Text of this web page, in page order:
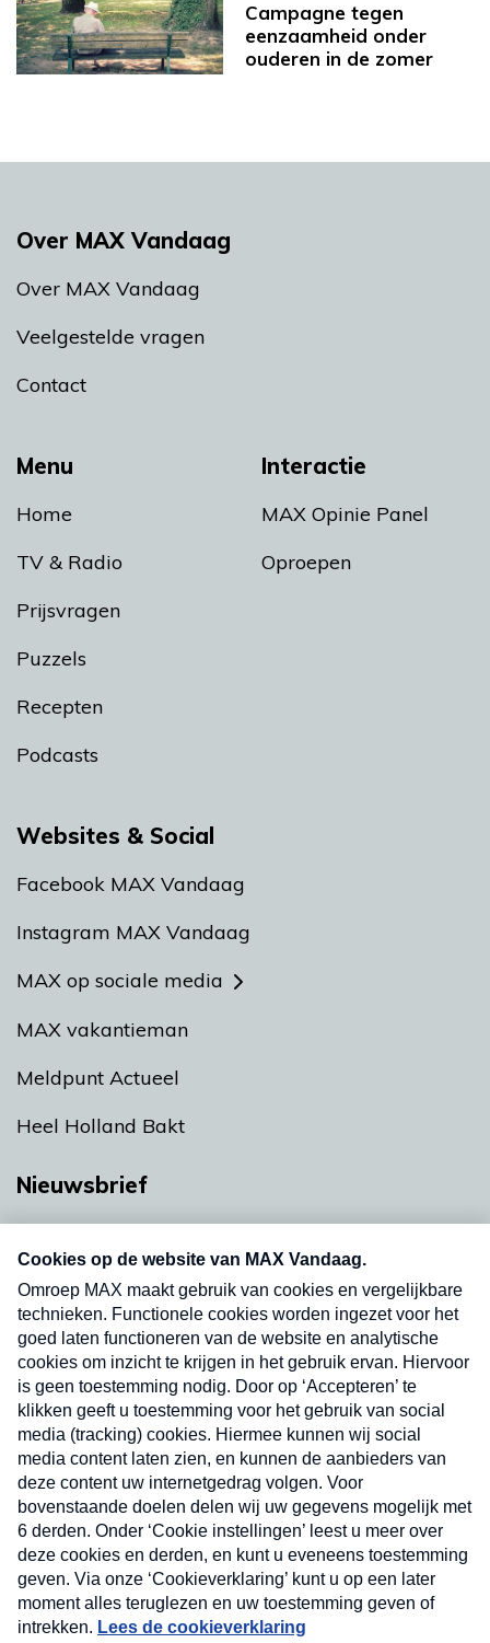
Campagne tegen
eenzaamheid onder
ouderen in de zomer
Menu
Home
TV & Radio
Prijsvragen
Puzzels
Recepten
Podcasts
Interactie
MAX Opinie Panel
Oproepen
Over MAX Vandaag
Over MAX Vandaag
Veelgestelde vragen
Contact
Websites & Social
Facebook MAX Vandaag
Instagram MAX Vandaag
MAX op sociale media
MAX vakantieman
Meldpunt Actueel
Heel Holland Bakt
Nieuwsbrief
nieuwsbrief. Elke vrijdag- en dinsdagochtend in
uw mailbox.
Verzend
Nieuwsbrief
Neem hier een gratis abonnement op onze
nieuwsbrief. Elke vrijdag- en dinsdagochtend in uw